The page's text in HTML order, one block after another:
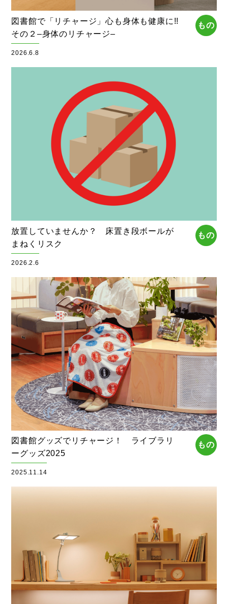
図書館で「リチャージ」心も身体も健康に!!
その２–身体のリチャージ–
2026.6.8
もの
放置していませんか？ 床置き段ボールが
まねくリスク
2026.2.6
もの
図書館グッズでリチャージ！ ライブラリ
ーグッズ2025
2025.11.14
もの